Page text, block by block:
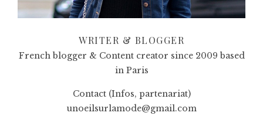
WRITER & BLOGGER
French blogger & Content creator since 2009 based
in Paris
Contact (Infos, partenariat)
unoeilsurlamode@gmail.com